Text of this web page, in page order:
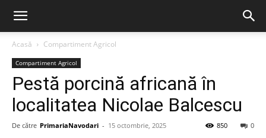
Acasă Compartiment Agricol
Compartiment Agricol
Pestă porcină africană în
localitatea Nicolae Balcescu
De către PrimariaNavodari - 15 octombrie, 2025 0
850